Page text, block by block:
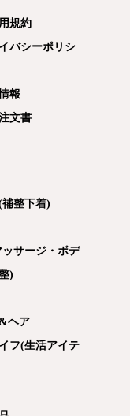
規約
バシーポリシ
報
文書
整下着)
サージ・ボデ
)
ヘア
フ(生活アイテ